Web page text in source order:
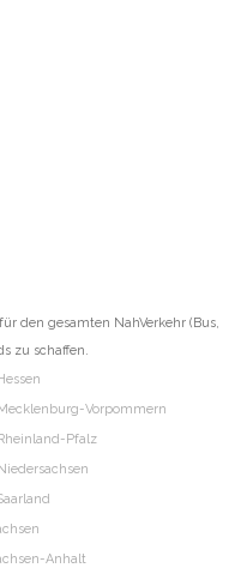
den gesamten NahVerkehr (Bus,
zu schaffen.
Hessen
Mecklenburg-Vorpommern
Rheinland-Pfalz
Niedersachsen
Anhalt